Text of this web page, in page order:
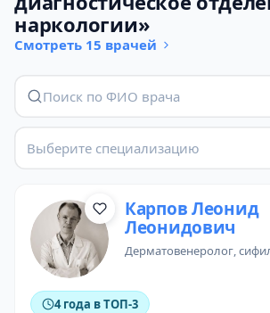
наркологии»
Смотреть 15 врачей
Выберите специализацию
Карпов Леонид
Леонидович
дерматовенеролог,
4 года в ТОП-3